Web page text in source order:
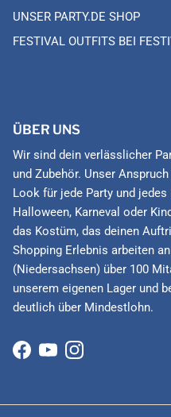
UNSER PARTY.DE SHOP
FESTIVAL OUTFITS BEI
ÜBER UNS
Wir sind dein verlässlicher
und Zubehör. Unser
Look für jede Party und
Halloween, Karneval oder
das Kostüm, das deinen
Shopping Erlebnis arbeiten
(Niedersachsen) über 100
unserem eigenen Lager und
deutlich über Mindestlohn.
Facebook
YouTubeInstagram